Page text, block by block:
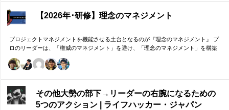
【2026年･研修】理念のマネジメント
プロジェクトマネジメントを機能させる土台となるのが『理念のマネジメント』 プ
ロのリーダーは、「権威のマネジメント」を避け、「理念のマネジメント」を構築
に尊重する文化を構築したいリーダーのための研修です。
その他大勢の部下→リーダーの右腕になるための
5つのアクション | ライフハッカー・ジャパン